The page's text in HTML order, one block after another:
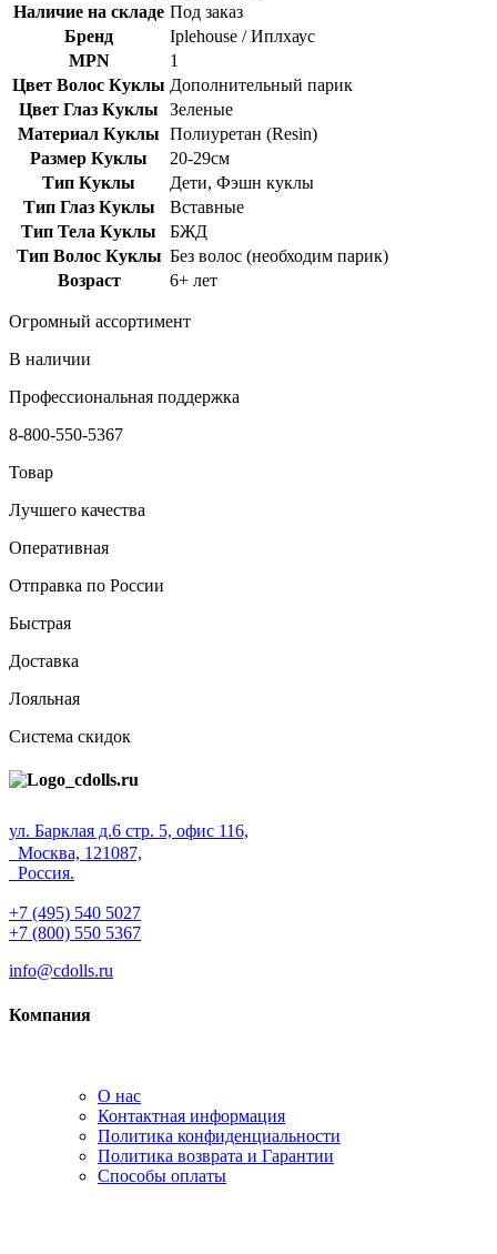
Наличие на складе Под заказ
Бренд
Iplehouse / Иплхаус
MPN
1
Цвет Волос Куклы Дополнительный парик
Цвет Глаз Куклы
Зеленые
Материал Куклы Полиуретан (Resin)
Размер Куклы
20-29см
Тип Куклы
Дети, Фэшн куклы
Тип Глаз Куклы
Вставные
Тип Тела Куклы
БЖД
Тип Волос Куклы Без волос (необходим парик)
Возраст
6+ лет
Огромный ассортимент
В наличии
Профессиональная поддержка
8-800-550-5367
Товар
Лучшего качества
Оперативная
Отправка по России
Быстрая
Доставка
Лояльная
Система скидок
ул. Барклая д.6 стр. 5, офис 116,
Москва, 121087,
Россия.
+7 (495) 540 5027
+7 (800) 550 5367
info@cdolls.ru
Компания
О нас
Контактная информация
Политика конфиденциальности
Политика возврата и Гарантии
Способы оплаты